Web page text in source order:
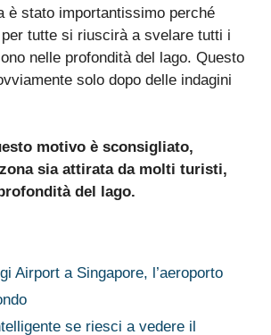
è stato importantissimo perché
tutte si riuscirà a svelare tutti i
nelle profondità del lago. Questo
solo dopo delle indagini
motivo è sconsigliato,
sia attirata da molti turisti,
del lago.
Airport a Singapore, l’aeroporto
se riesci a vedere il